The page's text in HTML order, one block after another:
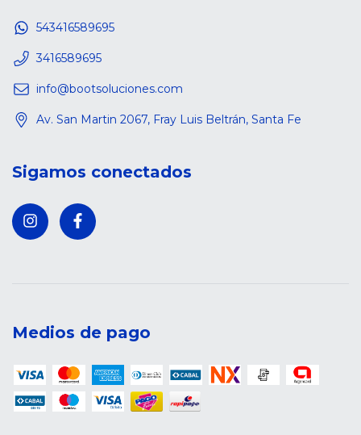
543416589695
3416589695
info@bootsoluciones.com
Av. San Martin 2067, Fray Luis Beltrán, Santa Fe
Sigamos conectados
Medios de pago